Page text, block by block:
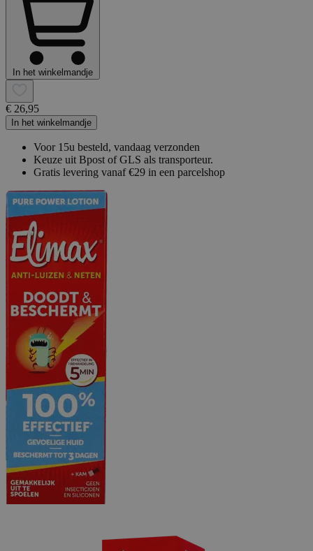
In het winkelmandje
€ 26,95
In het winkelmandje
Voor 15u besteld, vandaag verzonden
Keuze uit Bpost of GLS als transporteur.
Gratis levering vanaf €29 in een parcelshop